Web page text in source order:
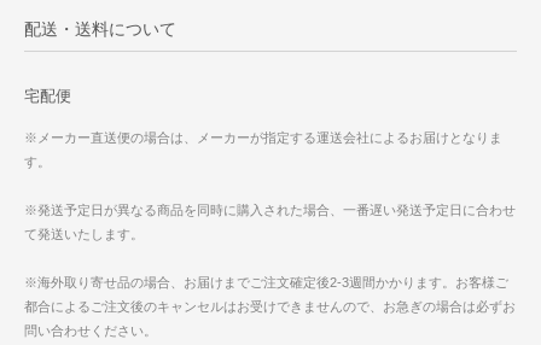
配送・送料について
宅配便
※メーカー直送便の場合は、メーカーが指定する運送会社によるお届けとなりま
す。
※発送予定日が異なる商品を同時に購入された場合、一番遅い発送予定日に合わせ
て発送いたします。
※海外取り寄せ品の場合、お届けまでご注文確定後2-3週間かかります。お客様ご
都合によるご注文後のキャンセルはお受けできませんので、お急ぎの場合は必ずお
問い合わせください。